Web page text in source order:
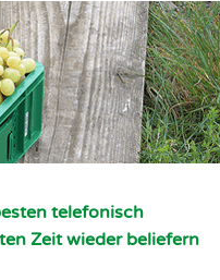
telefonisch
Zeit wieder beliefern